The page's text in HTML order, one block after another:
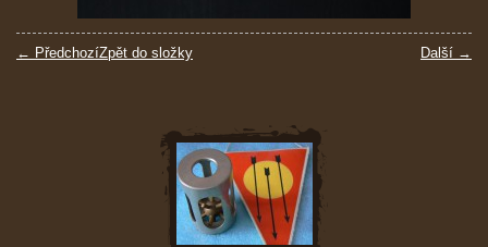
← Předchozí Další →
Zpět do složky